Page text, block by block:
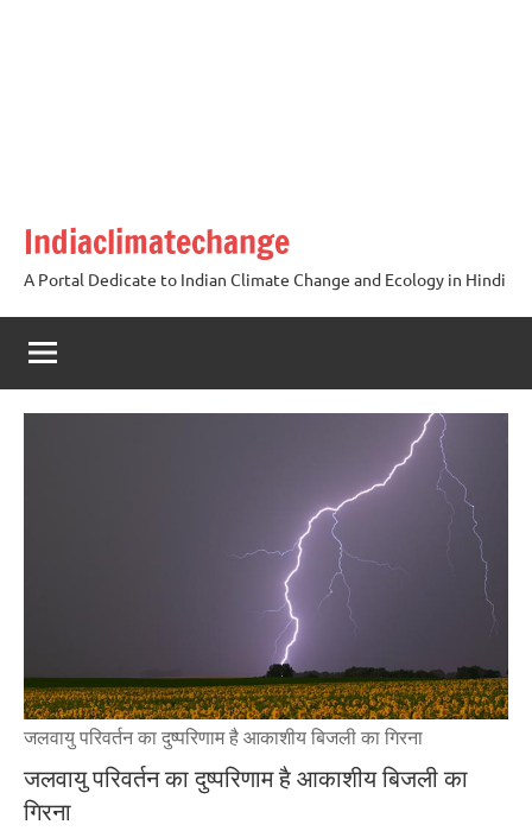
Indiaclimatechange
A Portal Dedicate to Indian Climate Change and Ecology in Hindi
जलवायु परिवर्तन का दुष्परिणाम है आकाशीय बिजली का गिरना
जलवायु परिवर्तन का दुष्परिणाम है आकाशीय बिजली का
गिरना